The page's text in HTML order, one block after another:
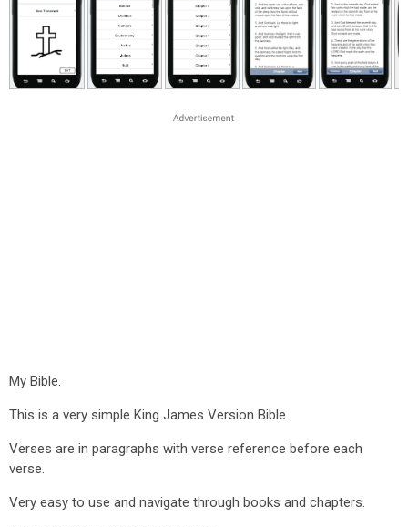
My Bible.
This is a very simple King James Version Bible.
Verses are in paragraphs with verse reference before each
verse.
Very easy to use and navigate through books and chapters.